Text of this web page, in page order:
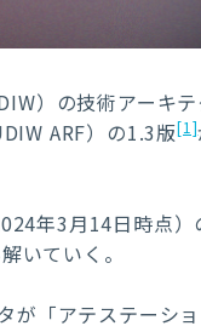
）の技術アーキ
ARF）の1.3版[1]
年3月14日時点）
いていく。
「アテステーシ